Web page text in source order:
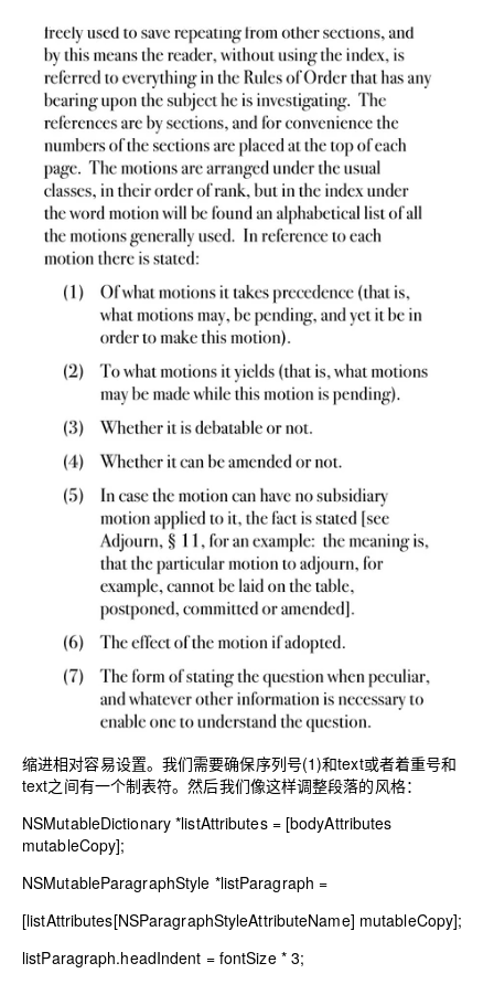
缩进相对容易设置。我们需要确保序列号(1)和text或者着重号和
text之间有一个制表符。然后我们像这样调整段落的风格：
NSMutableDictionary*listAttributes = [bodyAttributes
mutableCopy];
NSMutableParagraphStyle *listParagraph =
[listAttributes[NSParagraphStyleAttributeName] mutableCopy];
listParagraph.headIndent = fontSize * 3;